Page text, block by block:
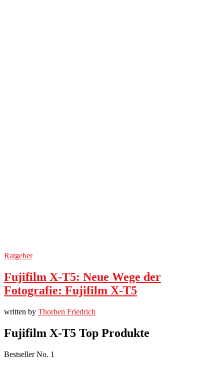
Ratgeber
Fujifilm X-T5: Neue Wege der
Fotografie: Fujifilm X-T5
written by Thorben Friedrich
Fujifilm X-T5 Top Produkte
Bestseller No. 1